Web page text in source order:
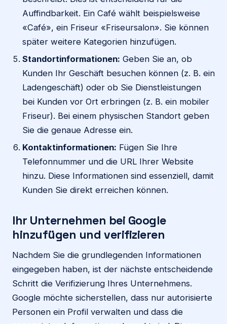
Auffindbarkeit. Ein Café wählt beispielsweise
«Café», ein Friseur «Friseursalon». Sie können
später weitere Kategorien hinzufügen.
Standortinformationen: Geben Sie an, ob
Kunden Ihr Geschäft besuchen können (z. B. ein
Ladengeschäft) oder ob Sie Dienstleistungen
bei Kunden vor Ort erbringen (z. B. ein mobiler
Friseur). Bei einem physischen Standort geben
Sie die genaue Adresse ein.
Kontaktinformationen: Fügen Sie Ihre
Telefonnummer und die URL Ihrer Website
hinzu. Diese Informationen sind essenziell, damit
Kunden Sie direkt erreichen können.
Ihr Unternehmen bei Google
hinzufügen und verifizieren
Nachdem Sie die grundlegenden Informationen
eingegeben haben, ist der nächste entscheidende
Schritt die Verifizierung Ihres Unternehmens.
Google möchte sicherstellen, dass nur autorisierte
Personen ein Profil verwalten und dass die